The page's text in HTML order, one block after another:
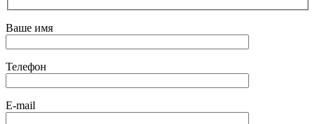
Ваше имя
Телефон
E-mail